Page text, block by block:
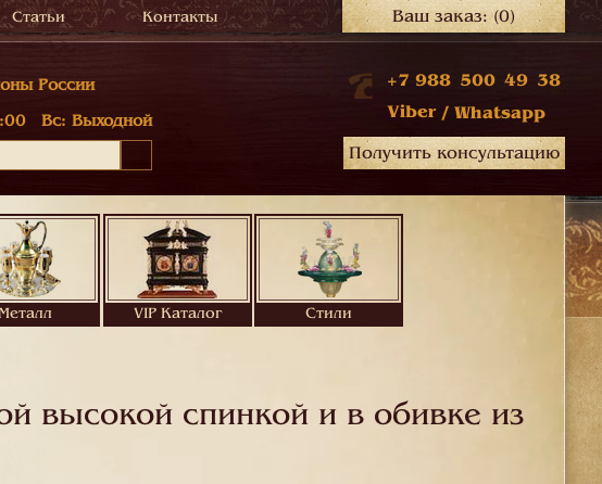
Статьи Контакты Ваш заказ:(0)
России
Вс: Выходной
+7 988 500 49 38
Viber / Whatsapp
Получить консультацию
VIP Каталог Стили
высокой спинкой и в обивке из